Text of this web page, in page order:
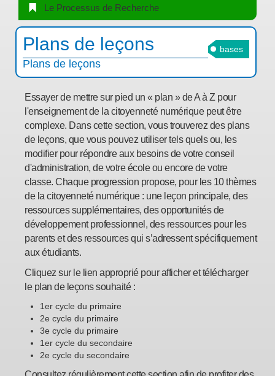
Le Processus de Recherche
bases
Plans de leçons
Plans de leçons
Essayer de mettre sur pied un « plan » de A à Z pour
l'enseignement de la citoyenneté numérique peut être
complexe. Dans cette section, vous trouverez des plans
de leçons, que vous pouvez utiliser tels quels ou, les
modifier pour répondre aux besoins de votre conseil
d'administration, de votre école ou encore de votre
classe. Chaque progression propose, pour les 10 thèmes
de la citoyenneté numérique : une leçon principale, des
ressources supplémentaires, des opportunités de
développement professionnel, des ressources pour les
parents et des ressources qui s’adressent spécifiquement
aux étudiants.
Cliquez sur le lien approprié pour afficher et télécharger
le plan de leçons souhaité :
1er cycle du primaire
2e cycle du primaire
3e cycle du primaire
1er cycle du secondaire
2e cycle du secondaire